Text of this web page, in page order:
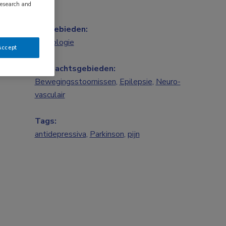
Vakgebieden:
Neurologie
Aandachtsgebieden:
Bewegingsstoornissen, Epilepsie, Neuro-
vasculair
Tags:
antidepressiva, Parkinson, pijn
and